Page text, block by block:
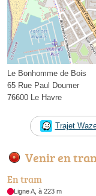
Le Bonhomme de Bois
65 Rue Paul Doumer
76600 Le Havre
Trajet
Venir en
En tram
Ligne A, à 223 m